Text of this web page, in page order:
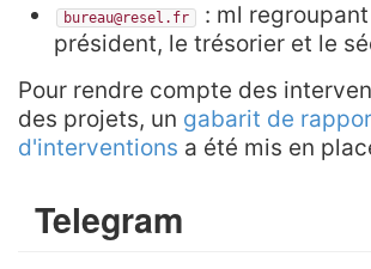
bureau@resel.fr
: ml
président, le trésorier et le
Pour rendre compte des
des projets, un gabarit de
d'interventions a été mis en
Telegram